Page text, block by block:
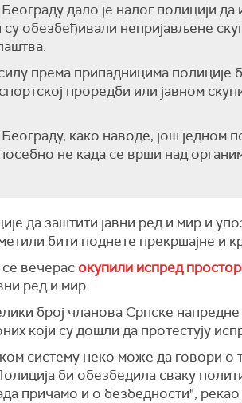
дало је налог полицији да
обезбеђивали непријављене
према припадницима
проредби или јавном
како наводе, још једном
не када се врши над
да заштити јавни ред и мир и
бити поднете прекршајне и
вечерас окупили испред
ред и мир.
број чланова Српске
који су дошли да протестују
систему неко може да говори
би обезбедила сваку
причамо и о безбедности", рекао